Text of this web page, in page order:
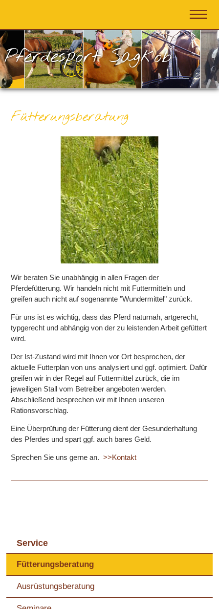
Pferdesport Sagkob
Fütterungsberatung
Wir beraten Sie unabhängig in allen Fragen der
Pferdefütterung. Wir handeln nicht mit Futtermitteln und
greifen auch nicht auf sogenannte "Wundermittel" zurück.
Für uns ist es wichtig, dass das Pferd naturnah, artgerecht,
typgerecht und abhängig von der zu leistenden Arbeit gefüttert
wird.
Der Ist-Zustand wird mit Ihnen vor Ort besprochen, der
aktuelle Futterplan von uns analysiert und ggf. optimiert. Dafür
greifen wir in der Regel auf Futtermittel zurück, die im
jeweiligen Stall vom Betreiber angeboten werden.
Abschließend besprechen wir mit Ihnen unseren
Rationsvorschlag.
Eine Überprüfung der Fütterung dient der Gesunderhaltung
des Pferdes und spart ggf. auch bares Geld.
Sprechen Sie uns gerne an.>>Kontakt
Service
Fütterungsberatung
Ausrüstungsberatung